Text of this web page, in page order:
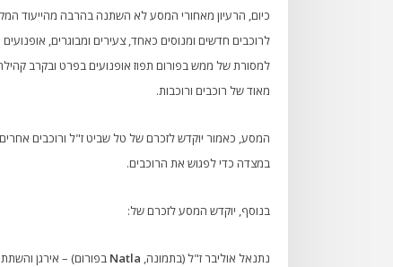
כיום, הרעיון מאחורי המסע לא השתנה בהרבה מהייעוד
לרוכבים חדשים ומנוסים כאחד, צעירים ומבוגרים,
למסורת של ממש בפורום תפוז אופנועים בפרט ובקרב
מאוד של רוכבים ורוכבות.
המסע, כאמור יוקדש לזכרם של טל שביט ז"ל ורוכבים
במצדה כדי לפגוש את הרוכבים.
בנוסף, יוקדש המסע לזכרם של:
נתנאל אוליבר ז"ל (בתמונה, Natla בפורום) – אירגן